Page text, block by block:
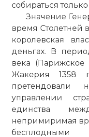
собираться
Значение
время Столетней
королевская
деньгах. В
века (Парижское
Жакерия 1358
претендовали
управлении
единства
непримиримая
бесплодными
☓